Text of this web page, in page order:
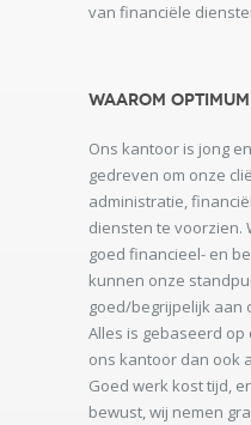
van financiële
Waarom Optimum
Ons kantoor is jong
gedreven om onze
administratie,
diensten te voorzien.
goed financieel- en
kunnen onze
goed/begrijpelijk aan
Alles is gebaseerd
ons kantoor dan ook
Goed werk kost tijd,
bewust, wij nemen